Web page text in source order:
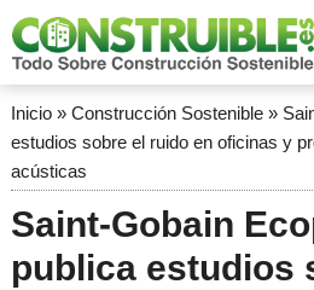
Inicio» Construcción Sostenible»
estudios sobre el ruido en oficinas y
acústicas
Saint-Gobain
publica estudios